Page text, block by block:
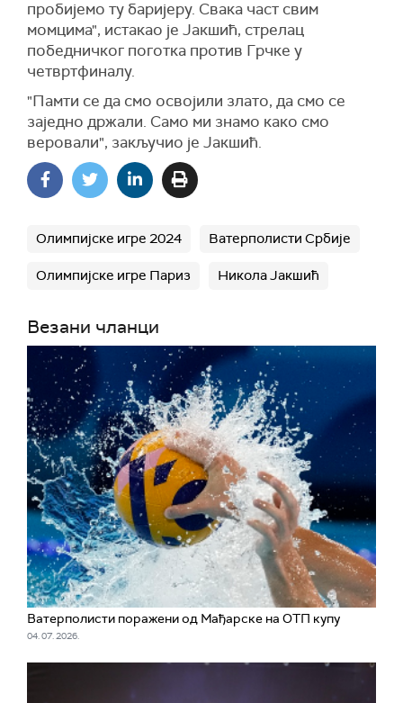
пробијемо ту баријеру. Свака част свим
момцима", истакао је Јакшић, стрелац
победничког поготка против Грчке у
четвртфиналу.
"Памти се да смо освојили злато, да смо се
заједно држали. Само ми знамо како смо
веровали", закључио је Јакшић.
Олимпијске игре 2024 Ватерполисти Србије
Олимпијске игре Париз Никола Јакшић
Везани чланци
Ватерполисти поражени од Мађарске на ОТП купу
04. 07. 2026.